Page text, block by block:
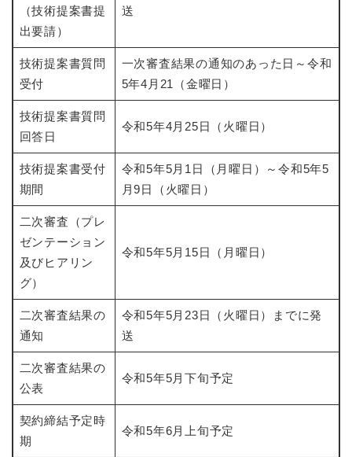
（技術提案書提
出要請）
送
技術提案書質問
受付
一次審査結果の通知のあった日～令和
5年4月21（金曜日）
技術提案書質問
回答日
令和5年4月25日（火曜日）
技術提案書受付
期間
令和5年5月1日（月曜日）～令和5年5
月9日（火曜日）
二次審査（プレ
ゼンテーション
及びヒアリン
グ）
令和5年5月15日（月曜日）
二次審査結果の
通知
令和5年5月23日（火曜日）までに発
送
二次審査結果の
公表
令和5年5月下旬予定
契約締結予定時
期
令和5年6月上旬予定